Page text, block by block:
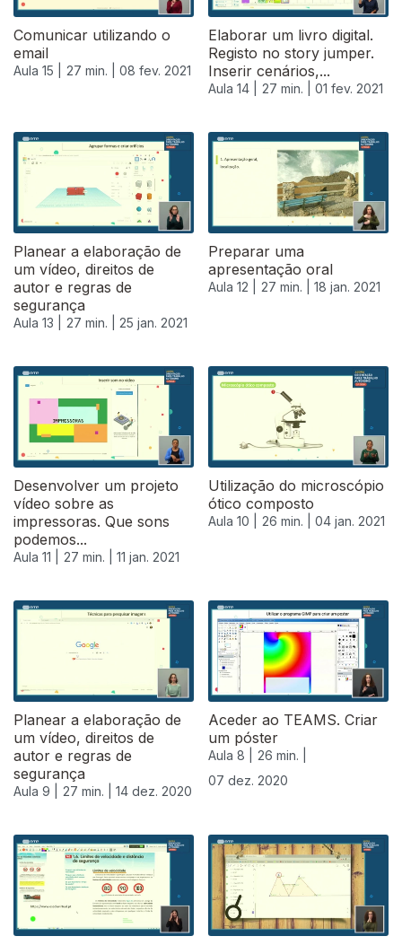
Comunicar utilizando o
email
Aula 15 | 27 min. | 08 fev. 2021
Elaborar um livro digital.
Registo no story jumper.
Inserir cenários,...
Aula 14 | 27 min. | 01 fev. 2021
Planear a elaboração de
um vídeo, direitos de
autor e regras de
segurança
Aula 13 | 27 min. | 25 jan. 2021
Preparar uma
apresentação oral
Aula 12 | 27 min. | 18 jan. 2021
Desenvolver um projeto
vídeo sobre as
impressoras. Que sons
podemos...
Aula 11 | 27 min. | 11 jan. 2021
Utilização do microscópio
ótico composto
Aula 10 | 26 min. | 04 jan. 2021
515442
Planear a elaboração de
um vídeo, direitos de
autor e regras de
segurança
Aula 9 | 27 min. | 14 dez. 2020
Aceder ao TEAMS. Criar
um póster
Aula 8 |
26 min. |
07 dez. 2020